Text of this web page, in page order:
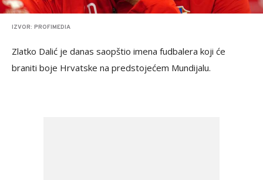
IZVOR: PROFIMEDIA
Zlatko Dalić je danas saopštio imena fudbalera koji će
braniti boje Hrvatske na predstojećem Mundijalu.